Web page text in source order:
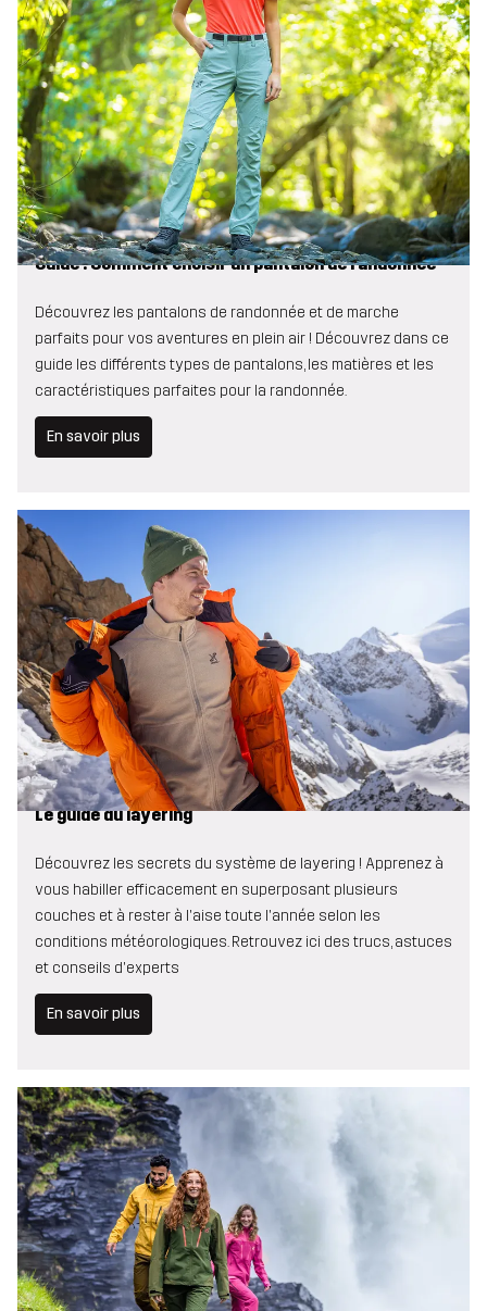
Guide : Comment choisir un pantalon de randonnée
Découvrez les pantalons de randonnée et de marche
parfaits pour vos aventures en plein air ! Découvrez dans ce
guide les différents types de pantalons, les matières et les
caractéristiques parfaites pour la randonnée.
En savoir plus
Le guide du layering
Découvrez les secrets du système de layering ! Apprenez à
vous habiller efficacement en superposant plusieurs
couches et à rester à l'aise toute l'année selon les
conditions météorologiques. Retrouvez ici des trucs, astuces
et conseils d'experts
En savoir plus